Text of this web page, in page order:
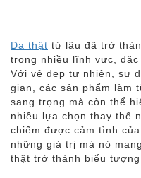
Da thật từ lâu đã trở
trong nhiều lĩnh vực,
Với vẻ đẹp tự nhiên, sự
gian, các sản phẩm làm
sang trọng mà còn thể
nhiều lựa chọn thay thế
chiếm được cảm tình
những giá trị mà nó
thật trở thành biểu